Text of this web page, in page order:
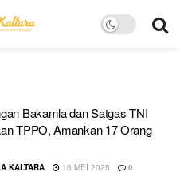
Bakamla dan Satgas TNI
TPPO, Amankan 17 Orang
KALTARA 16 MEI 2025 0